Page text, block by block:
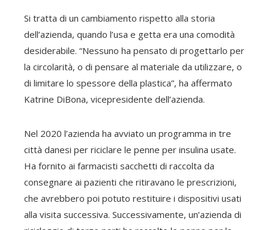
Si tratta di un cambiamento rispetto alla storia
dell’azienda, quando l’usa e getta era una comodità
desiderabile. “Nessuno ha pensato di progettarlo per
la circolarità, o di pensare al materiale da utilizzare, o
di limitare lo spessore della plastica”, ha affermato
Katrine DiBona, vicepresidente dell’azienda.
Nel 2020 l’azienda ha avviato un programma in tre
città danesi per riciclare le penne per insulina usate.
Ha fornito ai farmacisti sacchetti di raccolta da
consegnare ai pazienti che ritiravano le prescrizioni,
che avrebbero poi potuto restituire i dispositivi usati
alla visita successiva. Successivamente, un’azienda di